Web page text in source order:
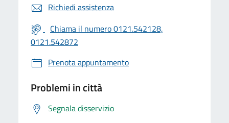
Richiedi assistenza
Chiama il numero 0121.542128,
0121.542872
Prenota appuntamento
Problemi in città
Segnala disservizio